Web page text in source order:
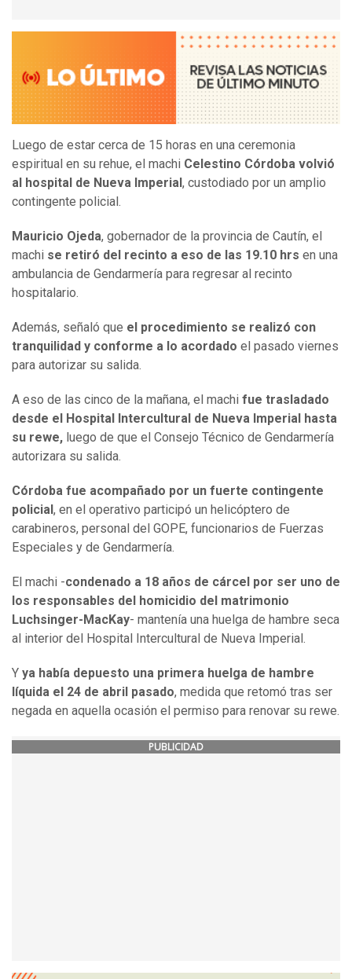
Luego de estar cerca de 15 horas en una ceremonia
espiritual en su rehue, el machi Celestino Córdoba volvió
al hospital de Nueva Imperial , custodiado por un amplio
contingente policial.
Mauricio Ojeda, gobernador de la provincia de Cautín, el
machi se retiró del recinto a eso de las 19.10 hrs en una
ambulancia de Gendarmería para regresar al recinto
hospitalario.
Además, señaló que el procedimiento se realizó con
tranquilidad y conforme a lo acordado el pasado viernes
para autorizar su salida.
A eso de las cinco de la mañana, el machi fue trasladado
desde el Hospital Intercultural de Nueva Imperial hasta
su rewe, luego de que el Consejo Técnico de Gendarmería
autorizara su salida.
Córdoba fue acompañado por un fuerte contingente
policial , en el operativo participó un helicóptero de
carabineros, personal del GOPE, funcionarios de Fuerzas
Especiales y de Gendarmería.
El machi -condenado a 18 años de cárcel por ser uno de
los responsables del homicidio del matrimonio
Luchsinger-MacKay- mantenía una huelga de hambre seca
al interior del Hospital Intercultural de Nueva Imperial.
Y ya había depuesto una primera huelga de hambre
líquida el 24 de abril pasado, medida que retomó tras ser
negada en aquella ocasión el permiso para renovar su rewe.
PUBLICIDAD